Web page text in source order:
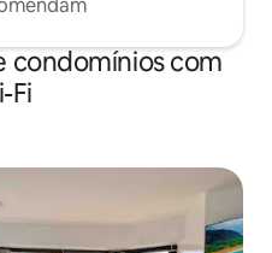
condomínios com
Fi